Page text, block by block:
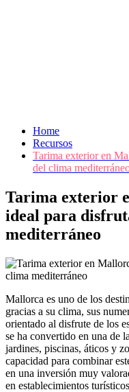
Home
Recursos
Tarima exterior en
del clima
Tarima exterior
ideal para
mediterráneo
Mallorca es uno de los
gracias a su clima, sus
orientado al disfrute de los
se ha convertido en una de
jardines, piscinas, áticos y
capacidad para combinar
en una inversión muy
en establecimientos